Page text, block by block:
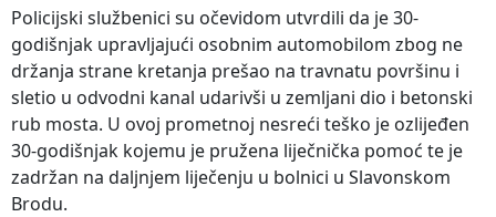
Policijski službenici su očevidom utvrdili da je 30-
godišnjak upravljajući osobnim automobilom zbog ne
držanja strane kretanja prešao na travnatu površinu i
sletio u odvodni kanal udarivši u zemljani dio i betonski
rub mosta. U ovoj prometnoj nesreći teško je ozlijeđen
30-godišnjak kojemu je pružena liječnička pomoć te je
zadržan na daljnjem liječenju u bolnici u Slavonskom
Brodu.